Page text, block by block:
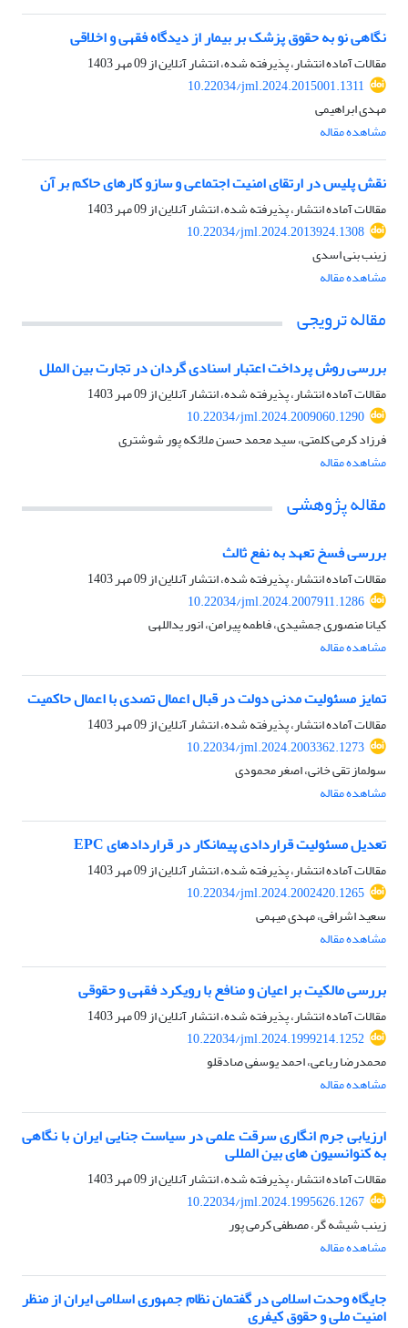
نگاهی نو به حقوق پزشک بر بیمار از دیدگاه فقهی و اخلاقی
مقالات آماده انتشار، پذیرفته شده، انتشار آنلاین از09 مهر 1403
10.22034/jml.2024.2015001.1311
مهدی ابراهیمی
مشاهده مقاله
نقش پلیس در ارتقای امنیت اجتماعی و سازو کارهای حاکم بر آن
مقالات آماده انتشار، پذیرفته شده، انتشار آنلاین از09 مهر 1403
10.22034/jml.2024.2013924.1308
زینب بنی اسدی
مشاهده مقاله
مقاله ترویجی
بررسی روش پرداخت اعتبار اسنادی گردان در تجارت بین الملل
مقالات آماده انتشار، پذیرفته شده، انتشار آنلاین از09 مهر 1403
10.22034/jml.2024.2009060.1290
فرزاد کرمی کلمتی، سید محمد حسن ملائکه پور شوشتری
مشاهده مقاله
مقاله پژوهشی
بررسی فسخ تعهد به نفع ثالث
مقالات آماده انتشار، پذیرفته شده، انتشار آنلاین از09 مهر 1403
10.22034/jml.2024.2007911.1286
کیانا منصوری جمشیدی، فاطمه پیرامن، انور یداللهی
مشاهده مقاله
تمایز مسئولیت مدنی دولت در قبال اعمال تصدی با اعمال حاکمیت
مقالات آماده انتشار، پذیرفته شده، انتشار آنلاین از09 مهر 1403
10.22034/jml.2024.2003362.1273
سولماز تقی خانی، اصغر محمودی
مشاهده مقاله
تعدیل مسئولیت قراردادی پیمانکار در قراردادهای EPC
مقالات آماده انتشار، پذیرفته شده، انتشار آنلاین از09 مهر 1403
10.22034/jml.2024.2002420.1265
سعید اشرافی، مهدی میهمی
مشاهده مقاله
بررسی مالکیت بر اعیان و منافع با رویکرد فقهی و حقوقی
مقالات آماده انتشار، پذیرفته شده، انتشار آنلاین از09 مهر 1403
10.22034/jml.2024.1999214.1252
محمدرضا رباعی، احمد یوسفی صادقلو
مشاهده مقاله
ارزیابی جرم انگاری سرقت علمی در سیاست جنایی ایران با نگاهی
به کنوانسیون های بین المللی
مقالات آماده انتشار، پذیرفته شده، انتشار آنلاین از09 مهر 1403
10.22034/jml.2024.1995626.1267
زینب شیشه گر، مصطفی کرمی پور
مشاهده مقاله
جایگاه وحدت اسلامی در گفتمان نظام جمهوری اسلامی ایران از منظر
امنیت ملی و حقوق کیفری